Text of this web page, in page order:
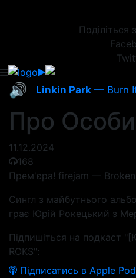
Поділіться
🔊 Linkin Park — Burn
Про
11.12.2024
168
Прем'єра! firejam —
Cингл з майбутнього
грає Юрій Рокецький з
Підпишіться на подкаст
ROKS":
Підписатись в Apple